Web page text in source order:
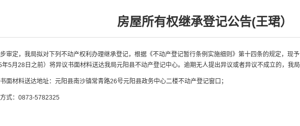
房屋所有权继承登记公告(王珺）
审定，我局拟对下列不动产权利 办理继承登记，根据《不动产登记暂行条例实施细则》第十四条的规定，现
年5月28日之前）将异议书面材料送达我局元阳县不动产登记中心。逾期无人提出异议或者异议不成立的，我局
面材料送达地址：元阳县南沙镇常青路26号元阳县政务中心二楼不动产登记窗口；
式： 0873-5782325